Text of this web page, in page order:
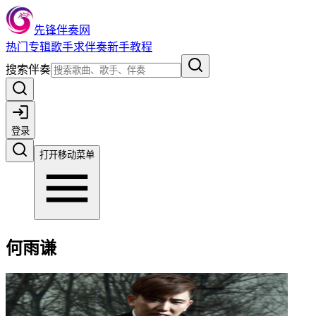
先锋伴奏网
热门 专辑歌手求伴奏新手教程
搜索伴奏
登录
打开移动菜单
何雨谦